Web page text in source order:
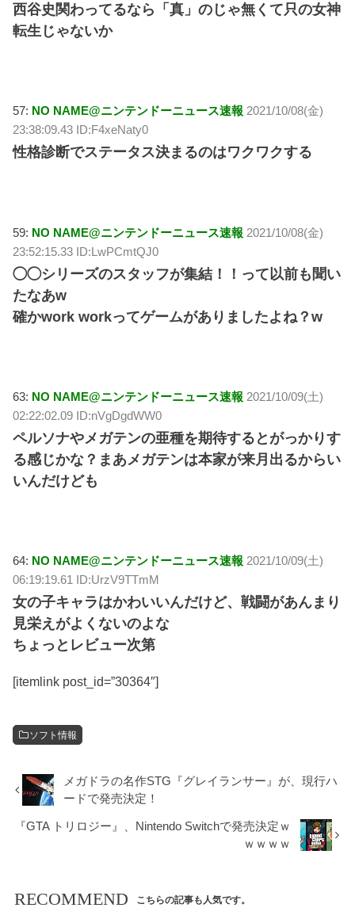
西谷史関わってるなら「真」のじゃ無くて只の女神
転生じゃないか
57: NO NAME@ニンテンドーニュース速報 2021/10/08(金)
23:38:09.43 ID:F4xeNaty0
性格診断でステータス決まるのはワクワクする
59: NO NAME@ニンテンドーニュース速報 2021/10/08(金)
23:52:15.33 ID:LwPCmtQJ0
◯◯シリーズのスタッフが集結！！って以前も聞い
たなあw
確かwork workってゲームがありましたよね？w
63: NO NAME@ニンテンドーニュース速報 2021/10/09(土)
02:22:02.09 ID:nVgDgdWW0
ペルソナやメガテンの亜種を期待するとがっかりす
る感じかな？まあメガテンは本家が来月出るからい
いんだけども
64: NO NAME@ニンテンドーニュース速報 2021/10/09(土)
06:19:19.61 ID:UrzV9TTmM
女の子キャラはかわいいんだけど、戦闘があんまり
見栄えがよくないのよな
ちょっとレビュー次第
[itemlink post_id=”30364″]
ソフト情報
メガドラの名作STG『グレイランサー』が、現行ハ
ードで発売決定！
『GTA トリロジー』、Nintendo Switchで発売決定ｗ
ｗｗｗｗ
RECOMMEND こちらの記事も人気です。